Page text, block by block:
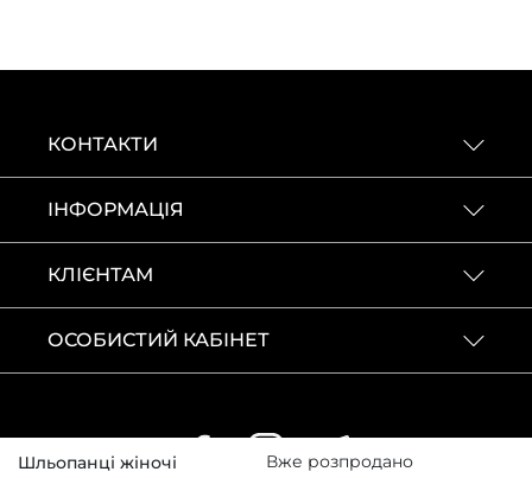
Шльопанці жіночі Вже розпродано
КОНТАКТИ
ІНФОРМАЦІЯ
КЛІЄНТАМ
ОСОБИСТИЙ КАБІНЕТ